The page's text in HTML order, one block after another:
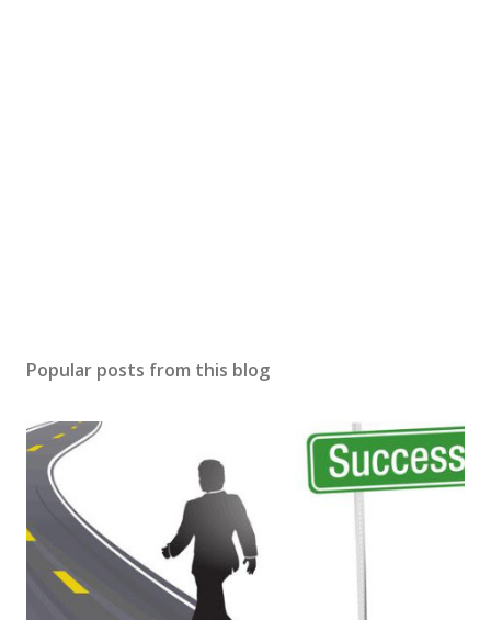
Popular posts from this blog